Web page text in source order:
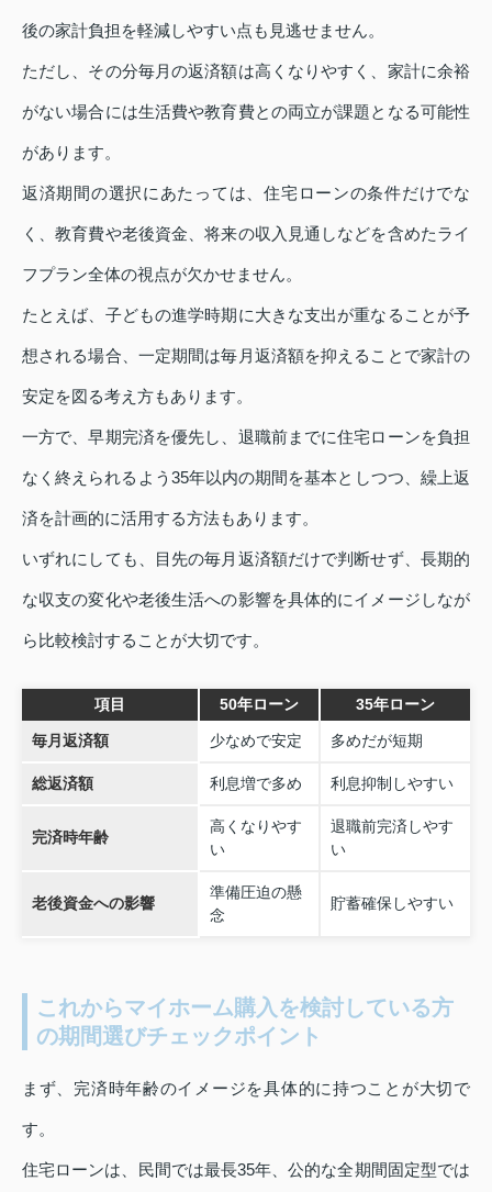
後の家計負担を軽減しやすい点も見逃せません。
ただし、その分毎月の返済額は高くなりやすく、家計に余裕
がない場合には生活費や教育費との両立が課題となる可能性
があります。
返済期間の選択にあたっては、住宅ローンの条件だけでな
く、教育費や老後資金、将来の収入見通しなどを含めたライ
フプラン全体の視点が欠かせません。
たとえば、子どもの進学時期に大きな支出が重なることが予
想される場合、一定期間は毎月返済額を抑えることで家計の
安定を図る考え方もあります。
一方で、早期完済を優先し、退職前までに住宅ローンを負担
なく終えられるよう35年以内の期間を基本としつつ、繰上返
済を計画的に活用する方法もあります。
いずれにしても、目先の毎月返済額だけで判断せず、長期的
な収支の変化や老後生活への影響を具体的にイメージしなが
ら比較検討することが大切です。
項目 50年ローン 35年ローン
毎月返済額 少なめで安定 多めだが短期
総返済額 利息増で多め 利息抑制しやすい
完済時年齢
高くなりやす
い
退職前完済しやす
い
老後資金への影響
準備圧迫の懸
念
貯蓄確保しやすい
これからマイホーム購入を検討している方
の期間選びチェックポイント
まず、完済時年齢のイメージを具体的に持つことが大切で
す。
住宅ローンは、民間では最長35年、公的な全期間固定型では